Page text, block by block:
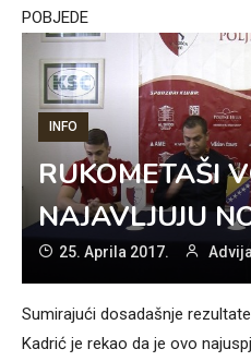
POBJEDE
INFO
RUKOMETAŠI
NAJAVLJUJU
25. Aprila 2017.
Sumirajući dosadašnje
Kadrić je rekao da je ovo